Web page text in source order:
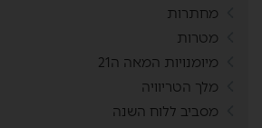
מחתרות
מטרות
מיומנויות המאה ה21
מלך הטריוויה
מסביב ללוח השנה